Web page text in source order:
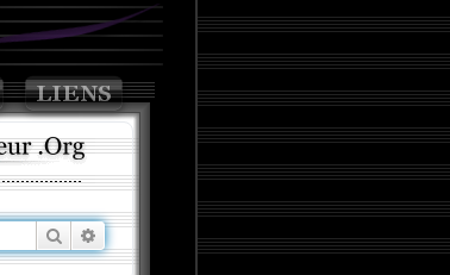
RechercherRecherche avancée